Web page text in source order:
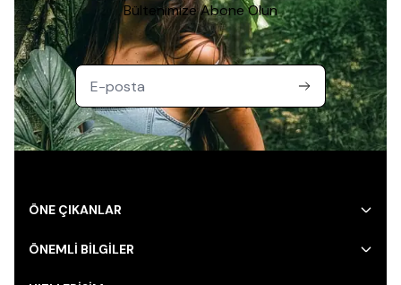
Bültenimize Abone Olun
ÖNE ÇIKANLAR
ÖNEMLİ BİLGİLER